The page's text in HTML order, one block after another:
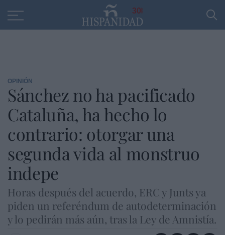
30
OPINIÓN
Sánchez no ha pacificado
Cataluña, ha hecho lo
contrario: otorgar una
segunda vida al monstruo
indepe
Horas después del acuerdo, ERC y Junts ya
piden un referéndum de autodeterminación
y lo pedirán más aún, tras la Ley de Amnistía.